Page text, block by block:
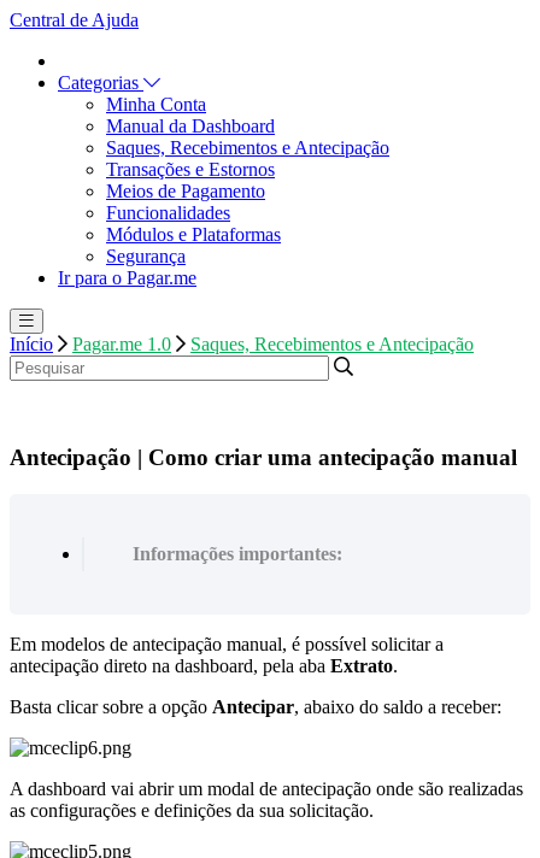
Central de Ajuda
Categorias
Minha Conta
Manual da Dashboard
Saques, Recebimentos e Antecipação
Transações e Estornos
Meios de Pagamento
Funcionalidades
Módulos e Plataformas
Segurança
Ir para o Pagar.me
Início Pagar.me 1.0 Saques, Recebimentos e Antecipação
Antecipação | Como criar uma antecipação manual
Informações importantes:
Em modelos de antecipação manual, é possível solicitar a
antecipação direto na dashboard, pela aba Extrato.
Basta clicar sobre a opção Antecipar, abaixo do saldo a receber:
A dashboard vai abrir um modal de antecipação onde são realizadas
as configurações e definições da sua solicitação.